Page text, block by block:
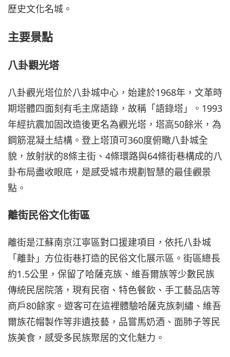
歷史文化名城。
主要景點
八卦觀光塔
八卦觀光塔位於八卦城中心，始建於1968年，文革時
期塔體四面刻有毛主席語錄，故稱「語錄塔」。1993
年經抗震加固改造後更名為觀光塔，塔高50餘米，為
鋼筋混凝土結構。登上塔頂可360度俯瞰八卦城全
貌，放射狀的8條主街、4條環路與64條街巷構成的八
卦布局盡收眼底，是感受城市規劃智慧的最佳觀景
點。
離街民俗文化街區
離街是江蘇南京江寧區對口援建項目，依托八卦城
「離卦」方位街巷打造的民俗文化展示區。街區總長
約1.5公里，保留了哈薩克族、維吾爾族等少數民族
傳統民居院落，現有民宿、特色餐飲、手工藝品店等
商戶80餘家。遊客可在這裡體驗哈薩克族刺繡、維吾
爾族花帽製作等非遺技藝，品嘗馬奶酒、面肺子等民
族美食，感受多民族聚居的文化魅力。